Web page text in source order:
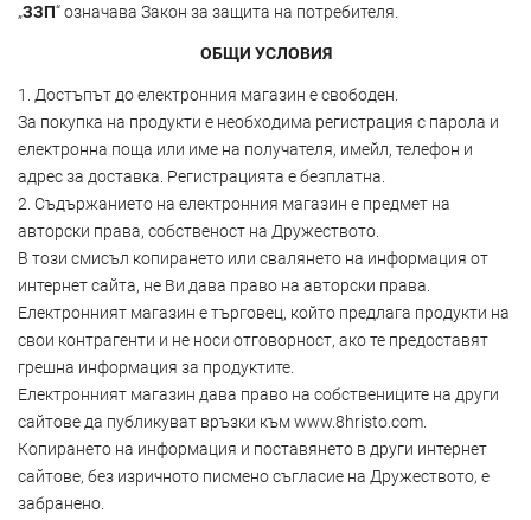
„ЗЗП“ означава Закон за защита на потребителя.
ОБЩИ УСЛОВИЯ
1. Достъпът до електронния магазин е свободен.
За покупка на продукти е необходима регистрация с парола и
електронна поща или име на получателя, имейл, телефон и
адрес за доставка. Регистрацията е безплатна.
2. Съдържанието на електронния магазин е предмет на
авторски права, собственост на Дружеството.
В този смисъл копирането или свалянето на информация от
интернет сайта, не Ви дава право на авторски права.
Електронният магазин е търговец, който предлага продукти на
свои контрагенти и не носи отговорност, ако те предоставят
грешна информация за продуктите.
Електронният магазин дава право на собствениците на други
сайтове да публикуват връзки към www.8hristo.com.
Копирането на информация и поставянето в други интернет
сайтове, без изричното писмено съгласие на Дружеството, е
забранено.